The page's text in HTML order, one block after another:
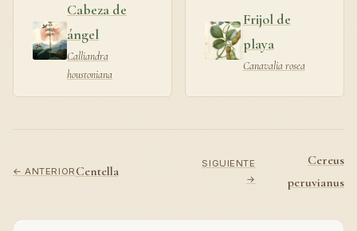
Cabeza de
ángel
Calliandra
houstoniana
Frijol de
playa
Canavalia rosea
← ANTERIORCentella
SIGUIENTE
→
Cereus
peruvianus